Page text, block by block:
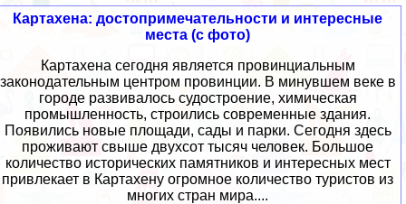
Картахена: достопримечательности и интересные
места (с фото)
Картахена сегодня является провинциальным
законодательным центром провинции. В минувшем веке в
городе развивалось судостроение, химическая
промышленность, строились современные здания.
Появились новые площади, сады и парки. Сегодня здесь
проживают свыше двухсот тысяч человек. Большое
количество исторических памятников и интересных мест
привлекает в Картахену огромное количество туристов из
многих стран мира....